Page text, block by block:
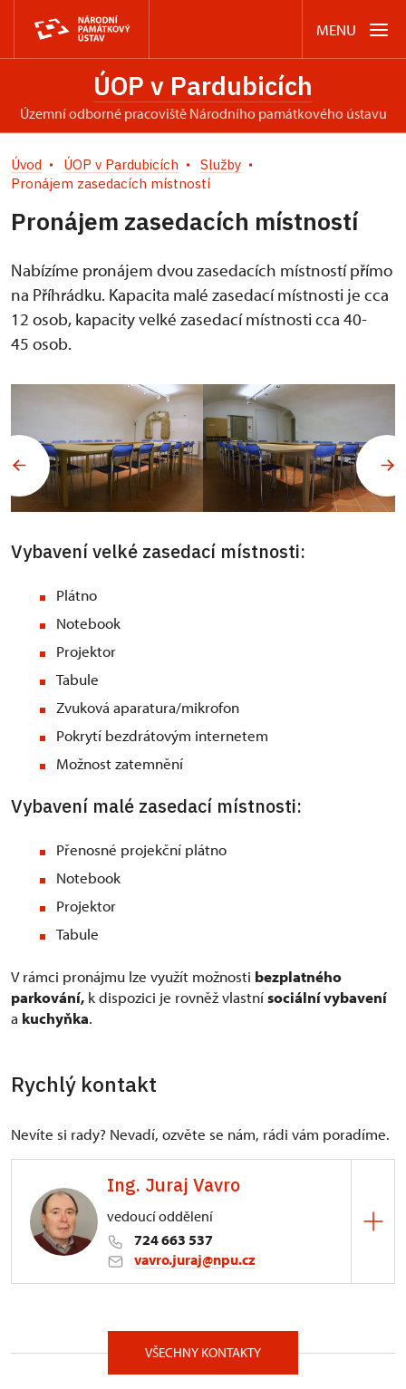
MENU
ÚOP v Pardubicích
územní odborné pracoviště Národního památkového ústavu
Úvod ÚOP v Pardubicích
Služby
Pronájem zasedacích místností
Pronájem zasedacích místností
Nabízíme pronájem dvou zasedacích místností přímo
na Příhrádku. Kapacita malé zasedací místnosti je cca
12 osob, kapacity velké zasedací místnosti cca 40-
45 osob.
Vybavení velké zasedací místnosti:
Plátno
Notebook
Projektor
Tabule
Zvuková aparatura/mikrofon
Pokrytí bezdrátovým internetem
Možnost zatemnění
Vybavení malé zasedací místnosti:
Přenosné projekční plátno
Notebook
Projektor
Tabule
V rámci pronájmu lze využít možnosti bezplatného
parkování, k dispozici je rovněž vlastnísociální vybavení
a kuchyňka.
Rychlý kontakt
Nevíte si rady? Nevadí, ozvěte se nám, rádi vám poradíme.
Ing. Juraj Vavro
vedoucí oddělení
724 663 537
vavro.juraj@npu.cz
Příhrádek 5/, Pardubice 53001
VŠECHNY KONTAKTY